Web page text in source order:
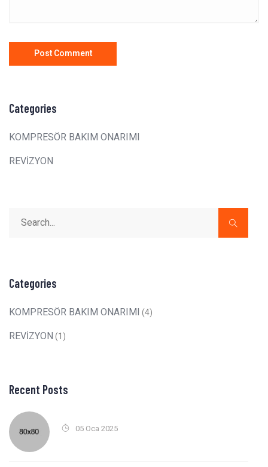
Categories
KOMPRESÖR BAKIM ONARIMI
REVİZYON
Categories
KOMPRESÖR BAKIM ONARIMI (4)
REVİZYON(1)
Recent Posts
05 Oca 2025